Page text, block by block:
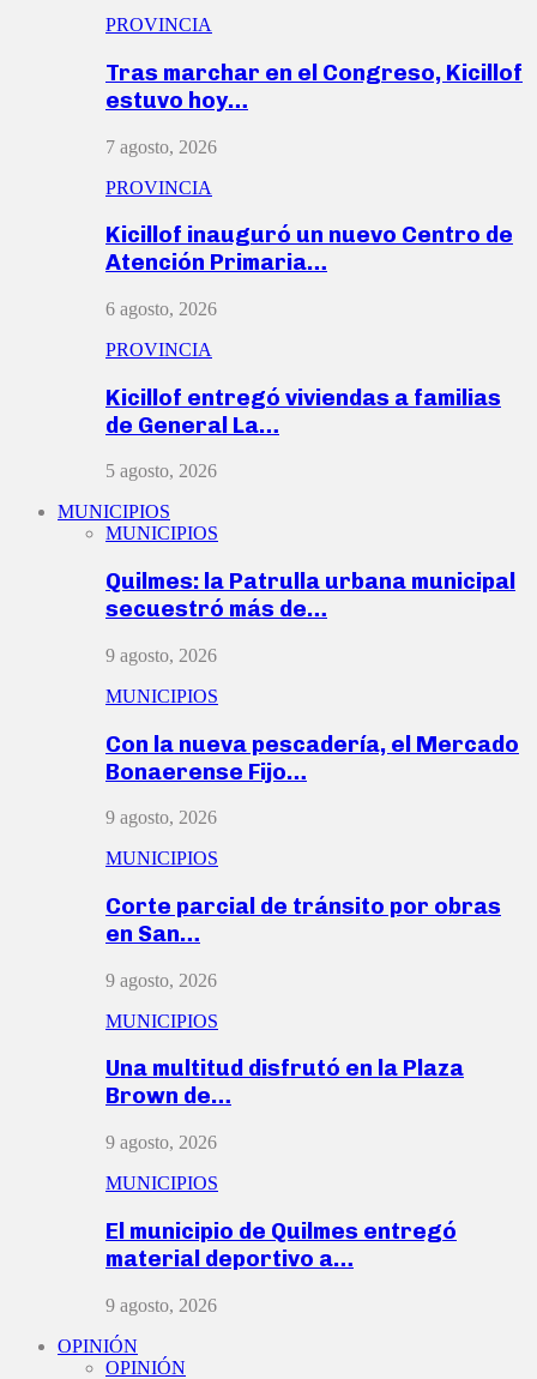
PROVINCIA
Tras marchar en el Congreso, Kicillof
estuvo hoy…
7 agosto, 2026
PROVINCIA
Kicillof inauguró un nuevo Centro de
Atención Primaria…
6 agosto, 2026
PROVINCIA
Kicillof entregó viviendas a familias
de General La…
5 agosto, 2026
MUNICIPIOS
MUNICIPIOS
Quilmes: la Patrulla urbana municipal
secuestró más de…
9 agosto, 2026
MUNICIPIOS
Con la nueva pescadería, el Mercado
Bonaerense Fijo…
9 agosto, 2026
MUNICIPIOS
Corte parcial de tránsito por obras
en San…
9 agosto, 2026
MUNICIPIOS
Una multitud disfrutó en la Plaza
Brown de…
9 agosto, 2026
MUNICIPIOS
El municipio de Quilmes entregó
material deportivo a…
9 agosto, 2026
OPINIÓN
OPINIÓN